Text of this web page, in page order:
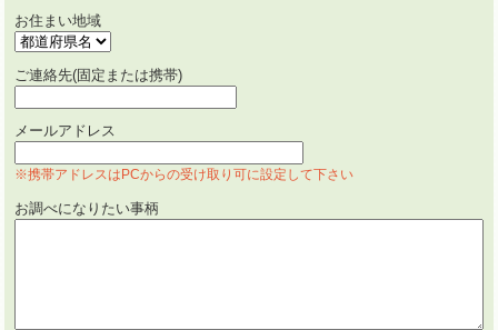
お住まい地域
ご連絡先(固定または携帯)
メールアドレス
※携帯アドレスはPCからの受け取り可に設定して下さい
お調べになりたい事柄